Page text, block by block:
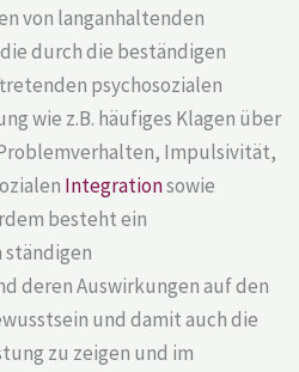
von langanhaltenden
durch die beständigen
psychosozialen
wie z.B. häufiges Klagen über
Impulsivität,
Integrationsowie
besteht ein
ständigen
deren Auswirkungen auf den
und damit auch die
zu zeigen und im